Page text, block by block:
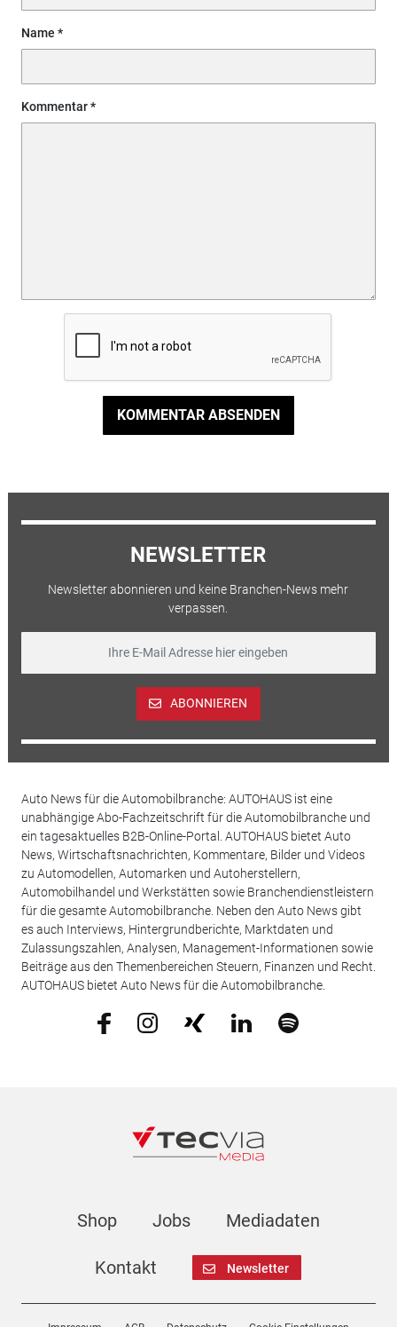
Name
Kommentar
KOMMENTAR ABSENDEN
NEWSLETTER
Newsletter abonnieren und keine Branchen-News mehr
verpassen.
ABONNIEREN
Auto News für die Automobilbranche: AUTOHAUS ist eine
unabhängige Abo-Fachzeitschrift für die Automobilbranche und
ein tagesaktuelles B2B-Online-Portal. AUTOHAUS bietet Auto
News, Wirtschaftsnachrichten, Kommentare, Bilder und Videos
zu Automodellen, Automarken und Autoherstellern,
Automobilhandel und Werkstätten sowie Branchendienstleistern
für die gesamte Automobilbranche. Neben den Auto News gibt
es auch Interviews, Hintergrundberichte, Marktdaten und
Zulassungszahlen, Analysen, Management-Informationen sowie
Beiträge aus den Themenbereichen Steuern, Finanzen und Recht.
AUTOHAUS bietet Auto News für die Automobilbranche.
Shop Jobs Mediadaten
Kontakt Newsletter